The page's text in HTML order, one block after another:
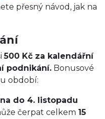
přesný návod, jak na
500 Kč za kalendářní
podnikání. Bonusové
období:
do 4. listopadu
čerpat celkem 15